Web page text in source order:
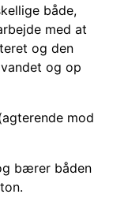
både,
med at
og den
og op
mod
bærer båden